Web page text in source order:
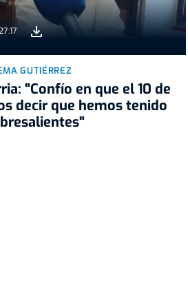
GUTIÉRREZ
"Confío en que el 10 de
decir que hemos tenido